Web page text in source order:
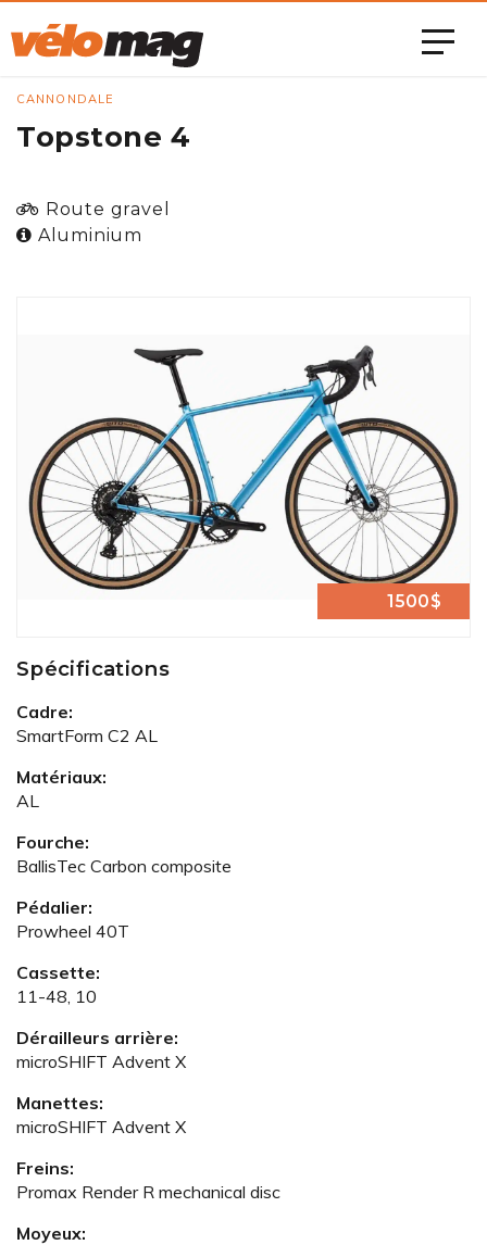
CANNONDALE
Topstone 4
Route gravel
Aluminium
1500$
Spécifications
Cadre:
SmartForm C2 AL
Matériaux:
AL
Fourche:
BallisTec Carbon composite
Pédalier:
Prowheel 40T
Cassette:
11-48, 10
Dérailleurs arrière:
microSHIFT Advent X
Manettes:
microSHIFT Advent X
Freins:
Promax Render R mechanical disc
Moyeux: